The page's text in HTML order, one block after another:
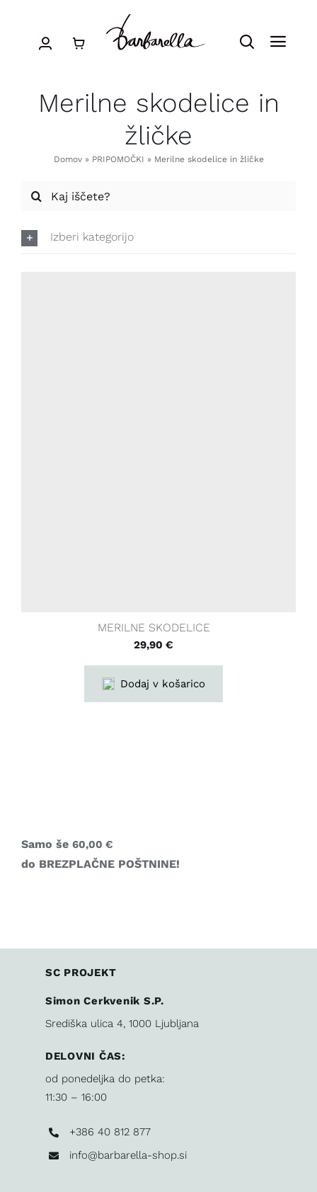
content
Toggle
PRIPOMOČKI
Merilne skodelice in
žličke
Domov» PRIPOMOČKI » Merilne skodelice in žličke
Izberi kategorijo
Search
MERILNE SKODELICE
29,90 €
Dodaj v košarico
Samo še 60,00 €
do BREZPLAČNE POŠTNINE!
SC PROJEKT
Simon Cerkvenik S.P.
Središka ulica 4, 1000 Ljubljana
DELOVNI ČAS:
od ponedeljka do petka:
11:30 – 16:00
+386 40 812 877
info@barbarella-shop.si